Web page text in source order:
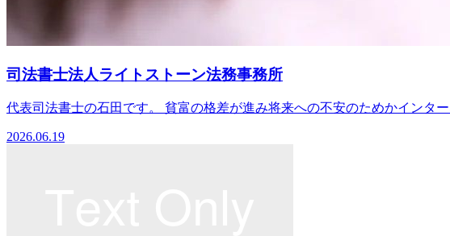
司法書士法人ライトストーン法務事務所
代表司法書士の石田です。 貧富の格差が進み将来への不安のためかインタ
2026.06.19